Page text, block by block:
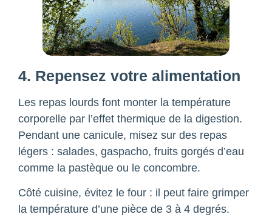
4. Repensez votre alimentation
Les repas lourds font monter la température
corporelle par l’effet thermique de la digestion.
Pendant une canicule, misez sur des repas
légers : salades, gaspacho, fruits gorgés d’eau
comme la pastèque ou le concombre.
Côté cuisine, évitez le four : il peut faire grimper
la température d’une pièce de 3 à 4 degrés.